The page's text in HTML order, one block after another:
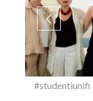
#studentiunifi